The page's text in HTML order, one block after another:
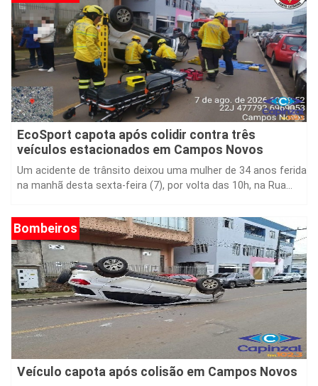
EcoSport capota após colidir contra três
veículos estacionados em Campos Novos
Um acidente de trânsito deixou uma mulher de 34 anos ferida
na manhã desta sexta-feira (7), por volta das 10h, na Rua...
Bombeiros
Veículo capota após colisão em Campos Novos